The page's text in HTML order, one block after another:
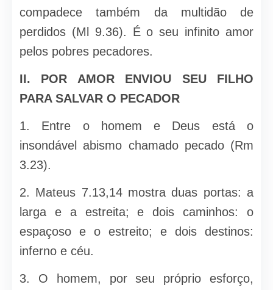
compadece também da multidão de
perdidos (Ml 9.36). É o seu infinito amor
pelos pobres pecadores.
II.
POR AMOR ENVIOU SEU FILHO
PARA SALVAR O PECADOR
1. Entre o homem e Deus está o
insondável abismo chamado peca­do (Rm
3.23).
2. Mateus 7.13,14 mostra duas portas: a
larga e a estreita; e dois caminhos: o
espaçoso e o estreito; e dois destinos:
inferno e céu.
3. O homem, por seu próprio esforço,